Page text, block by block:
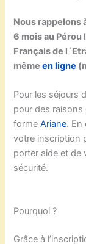
Nous rappelons
6 mois au Pérou
Français de
mêmeen ligne
Pour les séjours
pour des raisons
formeAriane. En
votre inscription
porter aide et de
sécurité.
Pourquoi ?
Grâce à